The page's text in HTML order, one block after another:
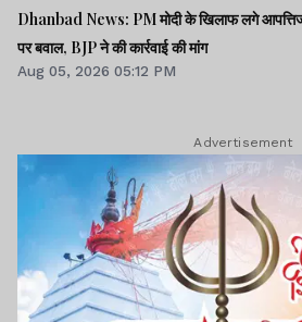
Dhanbad News: PM मोदी के खिलाफ लगे
पर बवाल, BJP ने की कार्रवाई की मांग
Aug 05, 2026 05:12 PM
Advertisement